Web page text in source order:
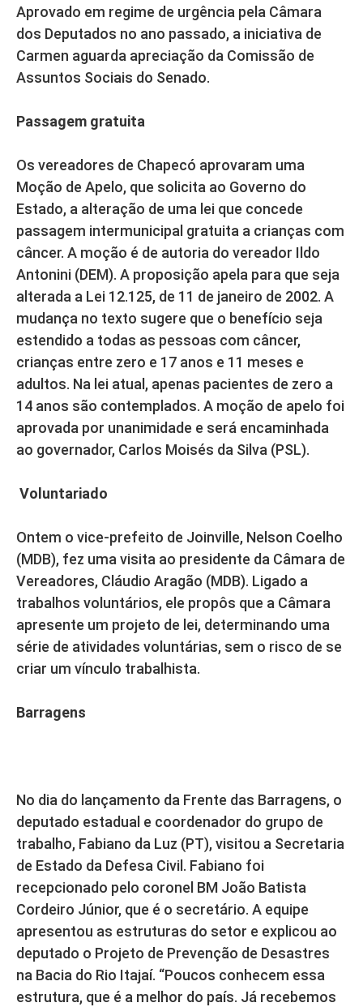
Aprovado em regime de urgência pela Câmara
dos Deputados no ano passado, a iniciativa de
Carmen aguarda apreciação da Comissão de
Assuntos Sociais do Senado.
Passagem gratuita
Os vereadores de Chapecó aprovaram uma
Moção de Apelo, que solicita ao Governo do
Estado, a alteração de uma lei que concede
passagem intermunicipal gratuita a crianças com
câncer. A moção é de autoria do vereador Ildo
Antonini (DEM). A proposição apela para que seja
alterada a Lei 12.125, de 11 de janeiro de 2002. A
mudança no texto sugere que o benefício seja
estendido a todas as pessoas com câncer,
crianças entre zero e 17 anos e 11 meses e
adultos. Na lei atual, apenas pacientes de zero a
14 anos são contemplados. A moção de apelo foi
aprovada por unanimidade e será encaminhada
ao governador, Carlos Moisés da Silva (PSL).
Voluntariado
Ontem o vice-prefeito de Joinville, Nelson Coelho
(MDB), fez uma visita ao presidente da Câmara de
Vereadores, Cláudio Aragão (MDB). Ligado a
trabalhos voluntários, ele propôs que a Câmara
apresente um projeto de lei, determinando uma
série de atividades voluntárias, sem o risco de se
criar um vínculo trabalhista.
Barragens
No dia do lançamento da Frente das Barragens, o
deputado estadual e coordenador do grupo de
trabalho, Fabiano da Luz (PT), visitou a Secretaria
de Estado da Defesa Civil. Fabiano foi
recepcionado pelo coronel BM João Batista
Cordeiro Júnior, que é o secretário. A equipe
apresentou as estruturas do setor e explicou ao
deputado o Projeto de Prevenção de Desastres
na Bacia do Rio Itajaí. “Poucos conhecem essa
estrutura, que é a melhor do país. Já recebemos